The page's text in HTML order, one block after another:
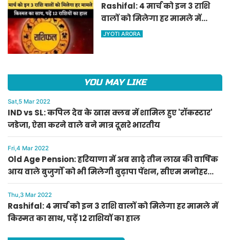
Rashifal: 4 मार्च को इन 3 राशि
वालों को मिलेगा हर मामले में
किस्मत का साथ, पढ़ें 12 राशियों का
JYOTI ARORA
YOU MAY LIKE
Sat,5 Mar 2022
IND vs SL: कपिल देव के खास क्लब में शामिल हुए 'रॉकस्टार'
जडेजा, ऐसा करने वाले बने मात्र दूसरे भारतीय
Fri,4 Mar 2022
Old Age Pension: हरियाणा में अब साढ़े तीन लाख की वार्षिक
आय वाले बुजुर्गों को भी मिलेगी बुढ़ापा पेंशन, सीएम मनोहर
लाल का ऐलान
Thu,3 Mar 2022
Rashifal: 4 मार्च को इन 3 राशि वालों को मिलेगा हर मामले में
किस्मत का साथ, पढ़ें 12 राशियों का हाल